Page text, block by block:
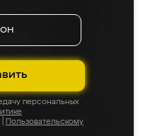
персональных
Пользовательскому